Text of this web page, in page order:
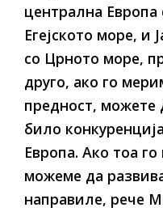
централна
Егејското море, и
со Црното море,
друго, ако го
предност, можете
било
Европа. Ако тоа
можеме да
направиле, рече